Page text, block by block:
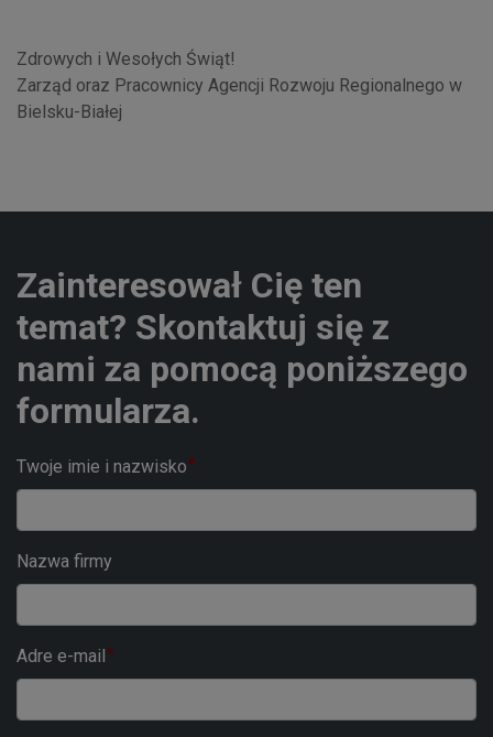
Zdrowych i Wesołych Świąt!
Zarząd oraz Pracownicy Agencji Rozwoju Regionalnego w
Bielsku-Białej
Zainteresował Cię ten
temat? Skontaktuj się z
nami za pomocą poniższego
formularza.
Twoje imie i nazwisko
Nazwa firmy
Adre e-mail